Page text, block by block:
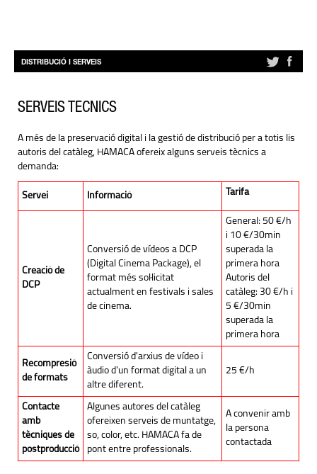
DISTRIBUCIÓ I SERVEIS
SERVEIS TÈCNICS
A més de la preservació digital i la gestió de distribució per a totis lis
autoris del catàleg, HAMACA ofereix alguns serveis tècnics a
demanda:
Servei Informació Tarifa
Creació de
DCP
Conversió de vídeos a DCP
(Digital Cinema Package), el
format més sol·licitat
actualment en festivals i sales
de cinema.
General: 50 €/h
i 10 €/30min
superada la
primera hora
Autoris del
catàleg: 30 €/h i
5 €/30min
superada la
primera hora
Recompresió
de formats
Conversió d'arxius de vídeo i
àudio d'un format digital a un
altre diferent.
25 €/h
Contacte
amb
tècniques de
postproducció
Algunes autores del catàleg
ofereixen serveis de muntatge,
so, color, etc. HAMACA fa de
pont entre professionals.
A convenir amb
la persona
contactada